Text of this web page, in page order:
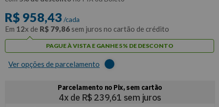
R$ 958,43 /cada
Em 12x de R$ 79,86 sem juros no cartão de crédito
PAGUE À VISTA E GANHE 5% DE DESCONTO
Ver opções de parcelamento